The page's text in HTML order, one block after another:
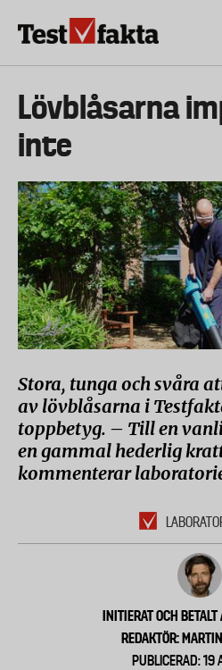
Huvudmeny
ny
HEM & HUSHÅLL
Lövblåsarna
inte
Stora, tunga och svåra
av lövblåsarna i
toppbetyg. – Till en
en gammal hederlig
kommenterar
INITIERAT OCH BETALT
REDAKTÖR:
PUBLICERAD: 19